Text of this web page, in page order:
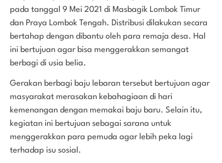
pada tanggal 9 Mei 2021 di Masbagik Lombok Timur
dan Praya Lombok Tengah. Distribusi dilakukan secara
bertahap dengan dibantu oleh para remaja desa. Hal
ini bertujuan agar bisa menggerakkan semangat
berbagi di usia belia.
Gerakan berbagi baju lebaran tersebut bertujuan agar
masyarakat merasakan kebahagiaan di hari
kemenangan dengan memakai baju baru. Selain itu,
kegiatan ini bertujuan sebagai sarana untuk
menggerakkan para pemuda agar lebih peka lagi
terhadap isu sosial.